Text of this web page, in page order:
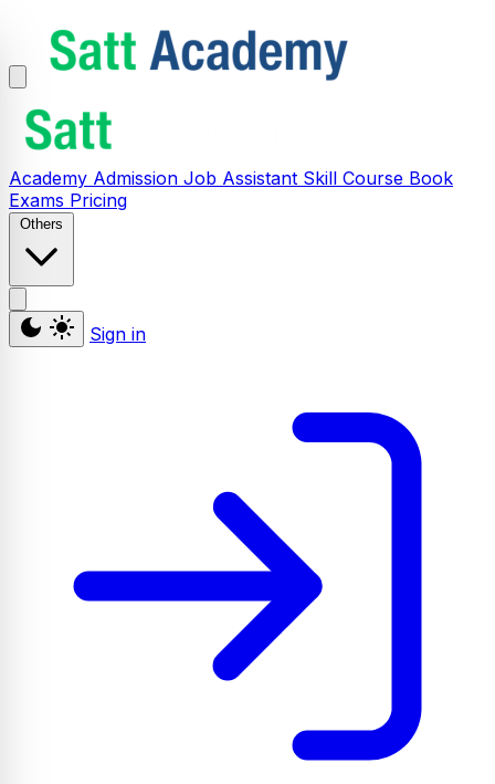
Academy Admission Job Assistant Skill Course Book
Exams Pricing
Others
Sign in